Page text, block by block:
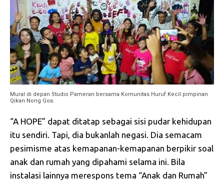
Mural di depan Studio Pameran bersama Komunitas Huruf Kecil pimpinan
Qikan Nong Goa.
“A HOPE” dapat ditatap sebagai sisi pudar kehidupan
itu sendiri. Tapi, dia bukanlah negasi. Dia semacam
pesimisme atas kemapanan-kemapanan berpikir soal
anak dan rumah yang dipahami selama ini. Bila
instalasi lainnya merespons tema “Anak dan Rumah”